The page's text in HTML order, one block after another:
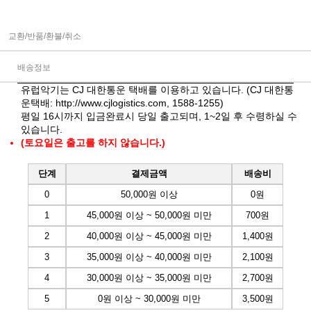
교환/반품/환불/취소
배송정보
유럽악기는 CJ 대한통운 택배를 이용하고 있습니다. (CJ 대한통
운택배: http://www.cjlogistics.com , 1588-1255)
평일 16시까지 입금완료시 당일 출고되며, 1~2일 후 수령하실 수
있습니다.
(토요일은 출고를 하지 않습니다.)
단계 결제금액
배송비
0
50,000원 이상
0원
1
45,000원 이상 ~ 50,000원 미만
700원
2
40,000원 이상 ~ 45,000원 미만
1,400원
3
35,000원 이상 ~ 40,000원 미만
2,100원
4
30,000원 이상 ~ 35,000원 미만
2,700원
5
0원 이상 ~ 30,000원 미만 3,500원